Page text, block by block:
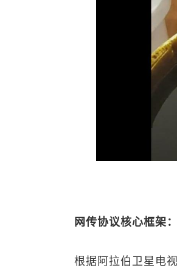
网传协议核心框架
根据阿拉伯卫星电